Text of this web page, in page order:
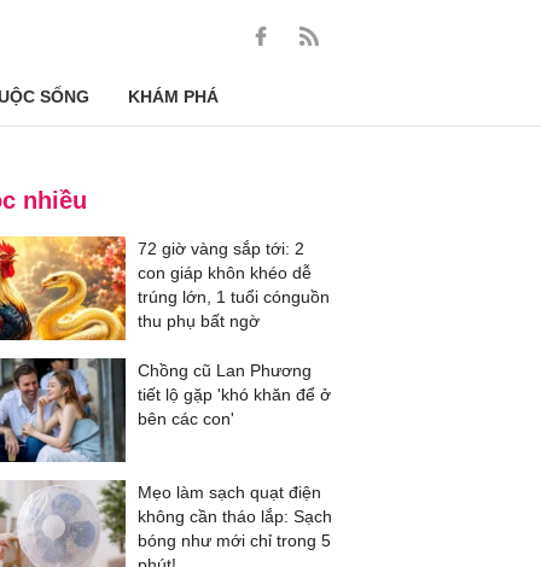
SỐNG KHÁM PHÁ
nhiều
72 giờ vàng sắp tới: 2
con giáp khôn khéo dễ
trúng lớn, 1 tuổi cónguồn
thu phụ bất ngờ
Chồng cũ Lan Phương
tiết lộ gặp 'khó khăn để ở
bên các con'
Mẹo làm sạch quạt điện
không cần tháo lắp: Sạch
bóng như mới chỉ trong 5